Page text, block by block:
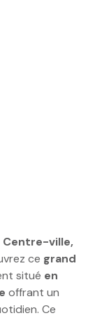
Centre-ville,
ce grand
situé en
offrant un
Ce